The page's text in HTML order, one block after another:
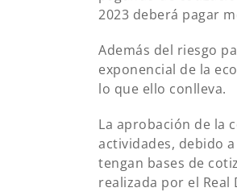
2023 deberá pagar
Además del riesgo
exponencial de la
lo que ello conlleva.
La aprobación de la
actividades, debido
tengan bases de
realizada por el Real